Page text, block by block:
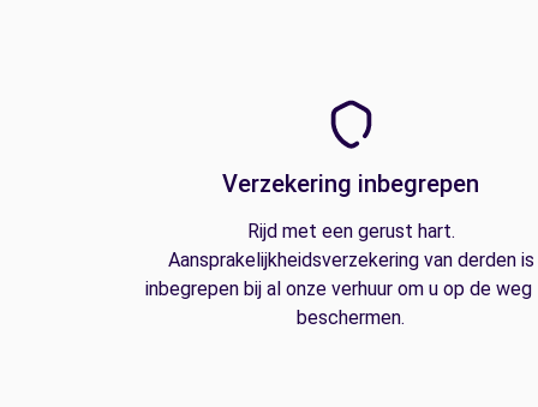
Verzekering inbegrepen
Rijd met een gerust hart.
Aansprakelijkheidsverzekering van derden is
inbegrepen bij al onze verhuur om u op de
beschermen.